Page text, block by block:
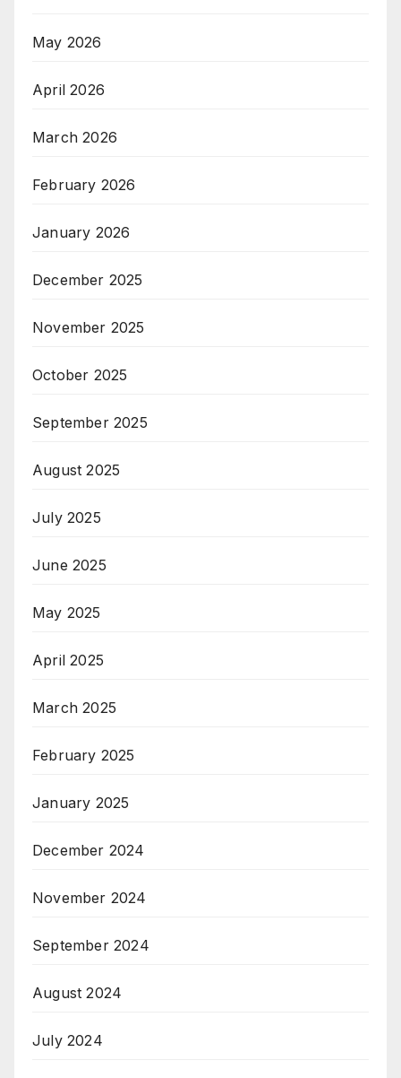
May 2026
April 2026
March 2026
February 2026
January 2026
December 2025
November 2025
October 2025
September 2025
August 2025
July 2025
June 2025
May 2025
April 2025
March 2025
February 2025
January 2025
December 2024
November 2024
September 2024
August 2024
July 2024